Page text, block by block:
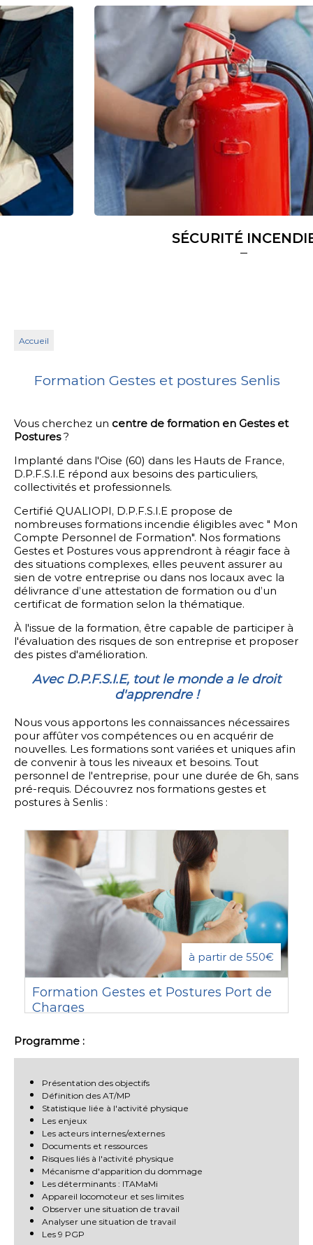
SÉCURITÉ INCENDIE
Accueil
Formation Gestes et postures Senlis
Vous cherchez un centre de formation en Gestes et
Postures?
Implanté dans l'Oise (60) dans les Hauts de France,
D.P.F.S.I.E répond aux besoins des particuliers,
collectivités et professionnels.
Certifié QUALIOPI, D.P.F.S.I.E propose de
nombreuses formations incendie éligibles avec " Mon
Compte Personnel de Formation". Nos formations
Gestes et Postures vous apprendront à réagir face à
des situations complexes, elles peuvent assurer au
sien de votre entreprise ou dans nos locaux avec la
délivrance d’une attestation de formation ou d’un
certificat de formation selon la thématique.
À l'issue de la formation, être capable de participer à
l'évaluation des risques de son entreprise et proposer
des pistes d'amélioration.
Avec D.P.F.S.I.E, tout le monde a le droit
d'apprendre !
Nous vous apportons les connaissances nécessaires
pour affûter vos compétences ou en acquérir de
nouvelles. Les formations sont variées et uniques afin
de convenir à tous les niveaux et besoins. Tout
personnel de l'entreprise, pour une durée de 6h, sans
pré-requis. Découvrez nos formations gestes et
postures à Senlis :
à partir de 550€
Formation Gestes et Postures Port de
Charges
Programme :
Présentation des objectifs
Définition des AT/MP
Statistique liée à l'activité physique
Les enjeux
Les acteurs internes/externes
Documents et ressources
Risques liés à l'activité physique
Mécanisme d'apparition du dommage
Les déterminants : ITAMaMi
Appareil locomoteur et ses limites
Observer une situation de travail
Analyser une situation de travail
Les 9 PGP